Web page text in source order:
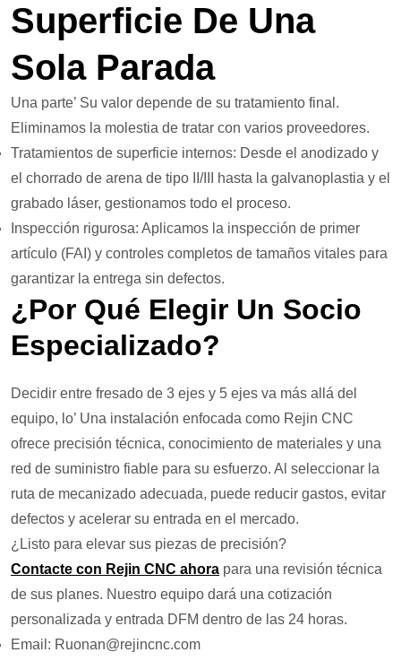
Superficie De Una
Sola Parada
Una parte’ Su valor depende de su tratamiento final.
Eliminamos la molestia de tratar con varios proveedores.
Tratamientos de superficie internos: Desde el anodizado y
el chorrado de arena de tipo II/III hasta la galvanoplastia y el
grabado láser, gestionamos todo el proceso.
Inspección rigurosa: Aplicamos la inspección de primer
artículo (FAI) y controles completos de tamaños vitales para
garantizar la entrega sin defectos.
¿Por Qué Elegir Un Socio
Especializado?
Decidir entre fresado de 3 ejes y 5 ejes va más allá del
equipo, lo’ Una instalación enfocada como Rejin CNC
ofrece precisión técnica, conocimiento de materiales y una
red de suministro fiable para su esfuerzo. Al seleccionar la
ruta de mecanizado adecuada, puede reducir gastos, evitar
defectos y acelerar su entrada en el mercado.
¿Listo para elevar sus piezas de precisión?
Contacte con Rejin CNC ahora para una revisión técnica
de sus planes. Nuestro equipo dará una cotización
personalizada y entrada DFM dentro de las 24 horas.
Email: Ruonan@rejincnc.com